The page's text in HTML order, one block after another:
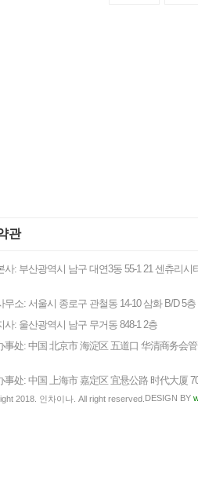
관
사: 부산광역시 남구 대연3동 55-1 21 센츄리시
무소: 서울시 종로구 관철동 14-10 삼화 B/D 5층
사: 울산광역시 남구 무거동 848-1 2층
事处: 中国 北京市 海淀区 五道口 华清商务会管
事处: 中国 上海市 嘉定区 宜悬公路 时代大厦
2018. 인차이나. All right reserved. DESIGN BY